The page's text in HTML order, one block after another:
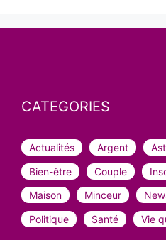
CATEGORIES
Actualités Argent
Bien-être
Couple
Maison
Minceur
Politique
Santé Vie